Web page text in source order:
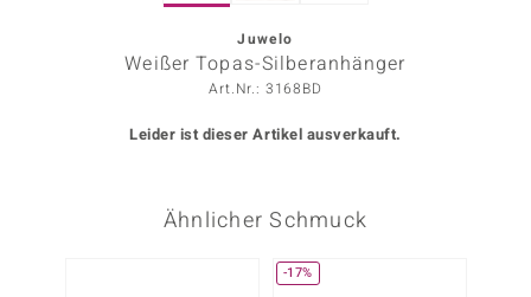
Juwelo
Weißer Topas-Silberanhänger
Art.Nr.: 3168BD
Leider ist dieser Artikel ausverkauft.
Ähnlicher Schmuck
-17%